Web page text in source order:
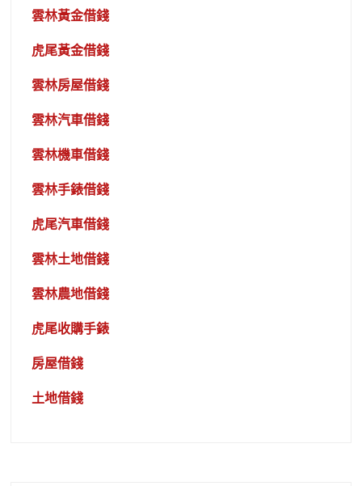
雲林黃金借錢
虎尾黃金借錢
雲林房屋借錢
雲林汽車借錢
雲林機車借錢
雲林手錶借錢
虎尾汽車借錢
雲林土地借錢
雲林農地借錢
虎尾收購手錶
房屋借錢
土地借錢